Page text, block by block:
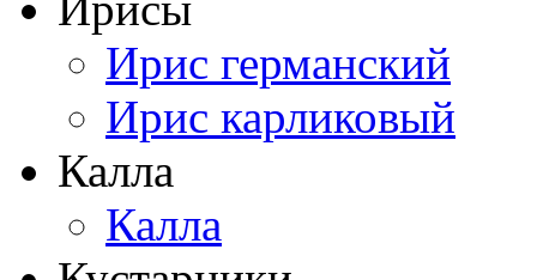
Ирис германский
Ирис карликовый
Калла
Калла